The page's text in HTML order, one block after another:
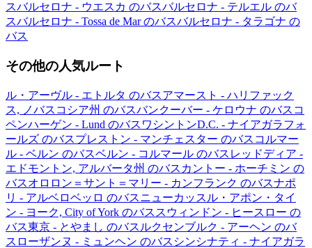
スバルセロナ - ウエスカ のバスバルセロナ - テルエル のバ
スバルセロナ - Tossa de Mar のバスバルセロナ - タラゴナ の
バス
その他の人気ルート
ル・アーヴル - エトルタ のバスアマースト - ハリファック
ス, ノバスコシア州 のバスバンクーバー - ケロウナ のバス コ
ペンハーゲン - Lund のバス ワシントンD.C. - ナイアガラフォ
ールズ のバスプレストン - マンチェスター のバス コルマー
ル - ベルン のバスベルン - コルマール のバス レッドディア -
エドモントン, アルバータ州 のバス カントー - ホーチミン の
バスオロロン＝サント＝マリー - カンフランク のバスナポ
リ - アルベロベッロ のバスニューカッスル・アポン・タイ
ン - ヨーク, City of York のバス スウィンドン - ヒースロー の
バス東京 - とやまし のバス ルクセンブルク - アーヘン のバ
ス ローザンヌ - ミュンヘン のバス シンシナティ - ナイアガラ